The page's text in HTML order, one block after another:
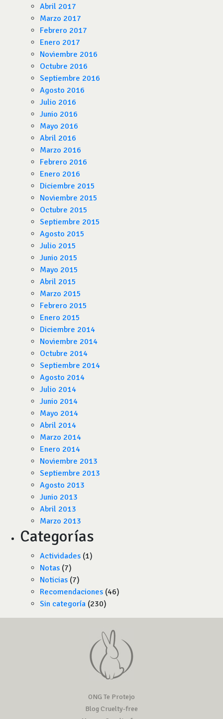
Abril 2017
Marzo 2017
Febrero 2017
Enero 2017
Noviembre 2016
Octubre 2016
Septiembre 2016
Agosto 2016
Julio 2016
Junio 2016
Mayo 2016
Abril 2016
Marzo 2016
Febrero 2016
Enero 2016
Diciembre 2015
Noviembre 2015
Octubre 2015
Septiembre 2015
Agosto 2015
Julio 2015
Junio 2015
Mayo 2015
Abril 2015
Marzo 2015
Febrero 2015
Enero 2015
Diciembre 2014
Noviembre 2014
Octubre 2014
Septiembre 2014
Agosto 2014
Julio 2014
Junio 2014
Mayo 2014
Abril 2014
Marzo 2014
Enero 2014
Noviembre 2013
Septiembre 2013
Agosto 2013
Junio 2013
Abril 2013
Marzo 2013
Categorías
Actividades (1)
Notas (7)
Noticias (7)
Recomendaciones (46)
Sin categoría (230)
ONG Te Protejo
Blog Cruelty-free